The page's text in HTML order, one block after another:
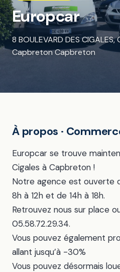
Europcar
8 BOULEVARD DES
Capbreton Capbreton
À propos ·
Europcar se trouve
Cigales à Capbreton !
Notre agence est ouverte
8h à 12h et de 14h à 18h.
Retrouvez nous sur place
05.58.72.29.34.
Vous pouvez également
allant jusqu’à -30%
Vous pouvez désormais